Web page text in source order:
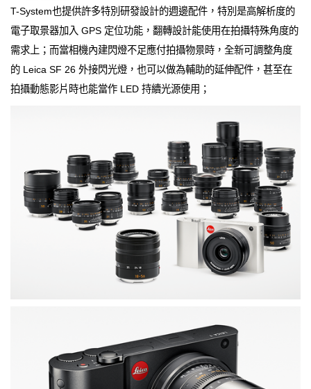
T-System也提供許多特別研發設計的週邊配件，特別是高解析度的
電子取景器加入 GPS 定位功能，翻轉設計能使用在拍攝特殊角度的
需求上；而當相機內建閃燈不足應付拍攝物景時，全新可調整角度
的 Leica SF 26 外接閃光燈，也可以做為輔助的延伸配件，甚至在
拍攝動態影片時也能當作 LED 持續光源使用；